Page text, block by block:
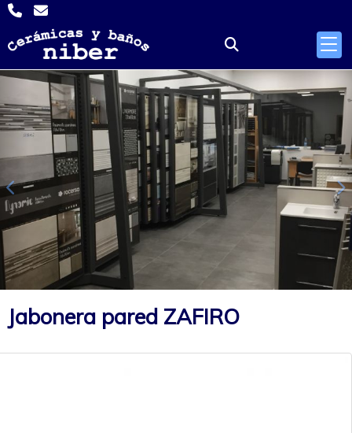
Anterior
Jabonera pared ZAFIRO